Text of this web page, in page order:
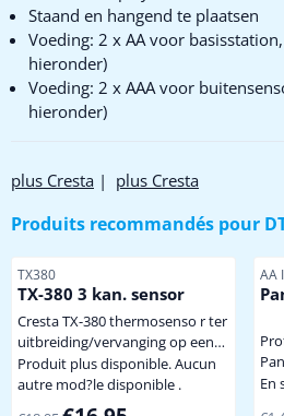
Staand en hangend te plaatsen
Voeding: 2 x AA voor
hieronder)
Voeding: 2 x AAA voor
hieronder)
plus Cresta | plus Cresta
Produits recommandés pour
Référence
TX380
TX-380 3 kan. sensor
Cresta TX-380 thermosenso r ter
uitbreiding/vervanging op een
DTX - 320 en DTX-380
weerstation. Sensor heeft 3
kanalen Deze sensor werkt
Produit plus disponible. Aucun
autre mod?le disponible .
AA
batterij met
En